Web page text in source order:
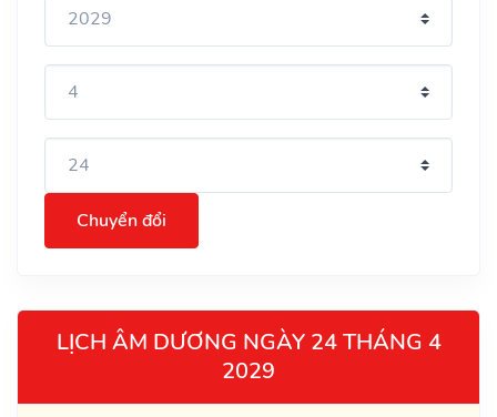
Chuyển đổi
LỊCH ÂM DƯƠNG NGÀY 24 THÁNG 4
2029